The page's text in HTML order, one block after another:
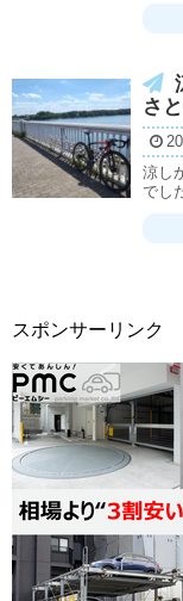
さ
涼し
でし
スポンサーリンク